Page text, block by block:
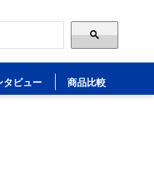
タビュー 商品比較